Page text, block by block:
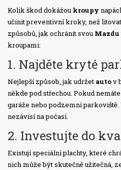
Kolik škod dokážoukroupy
učinit preventivní kroky, než
způsobů, jak ochránit svou Mazdu
kroupami:
1. Najděte kryté
Nejlepší způsob, jak udržet autov
někde pod střechou. Pokud
garáže nebo podzemní parkoviště.
nezávisí na počasí.
2. Investujte do
Existují speciální plachty, které
nich může být skutečně užitečná,